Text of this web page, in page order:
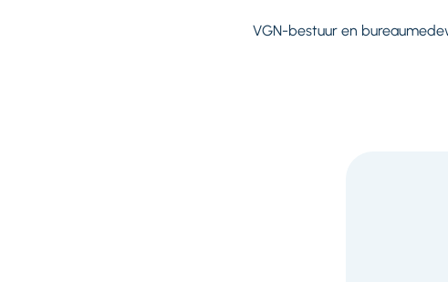
VGN-bestuur en